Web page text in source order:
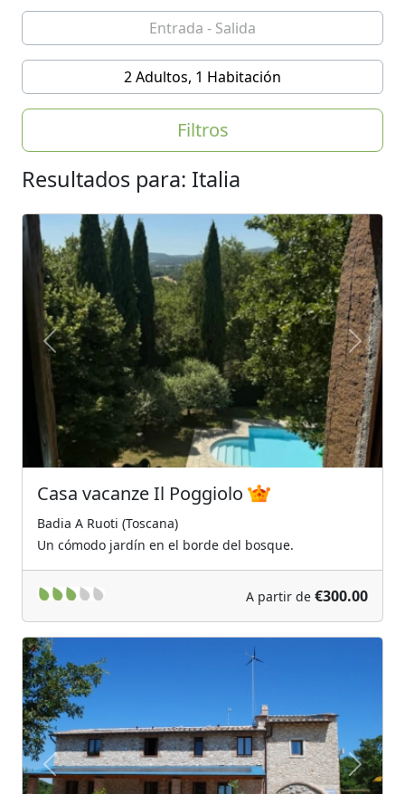
2 Adultos, 1 Habitación
Filtros
Resultados para: Italia
Previous Next
Casa vacanze Il Poggiolo
Badia A Ruoti (Toscana)
Un cómodo jardín en el borde del bosque.
A partir de €300.00
Previous Next